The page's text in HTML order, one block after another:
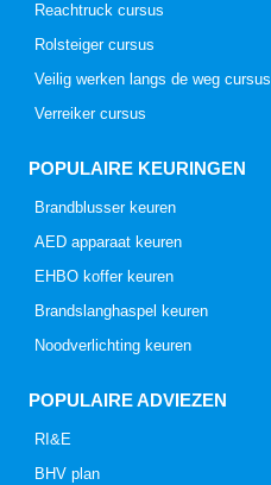
Reachtruck cursus
Rolsteiger cursus
Veilig werken langs de weg cursus
Verreiker cursus
POPULAIRE KEURINGEN
Brandblusser keuren
AED apparaat keuren
EHBO koffer keuren
Brandslanghaspel keuren
Noodverlichting keuren
POPULAIRE ADVIEZEN
RI&E
BHV plan